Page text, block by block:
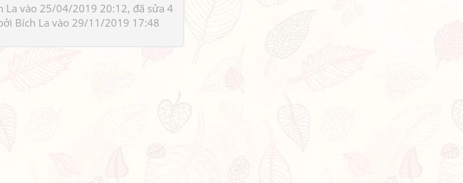
La vào 25/04/2019 20:12, đã sửa 4
Bích La vào 29/11/2019 17:48